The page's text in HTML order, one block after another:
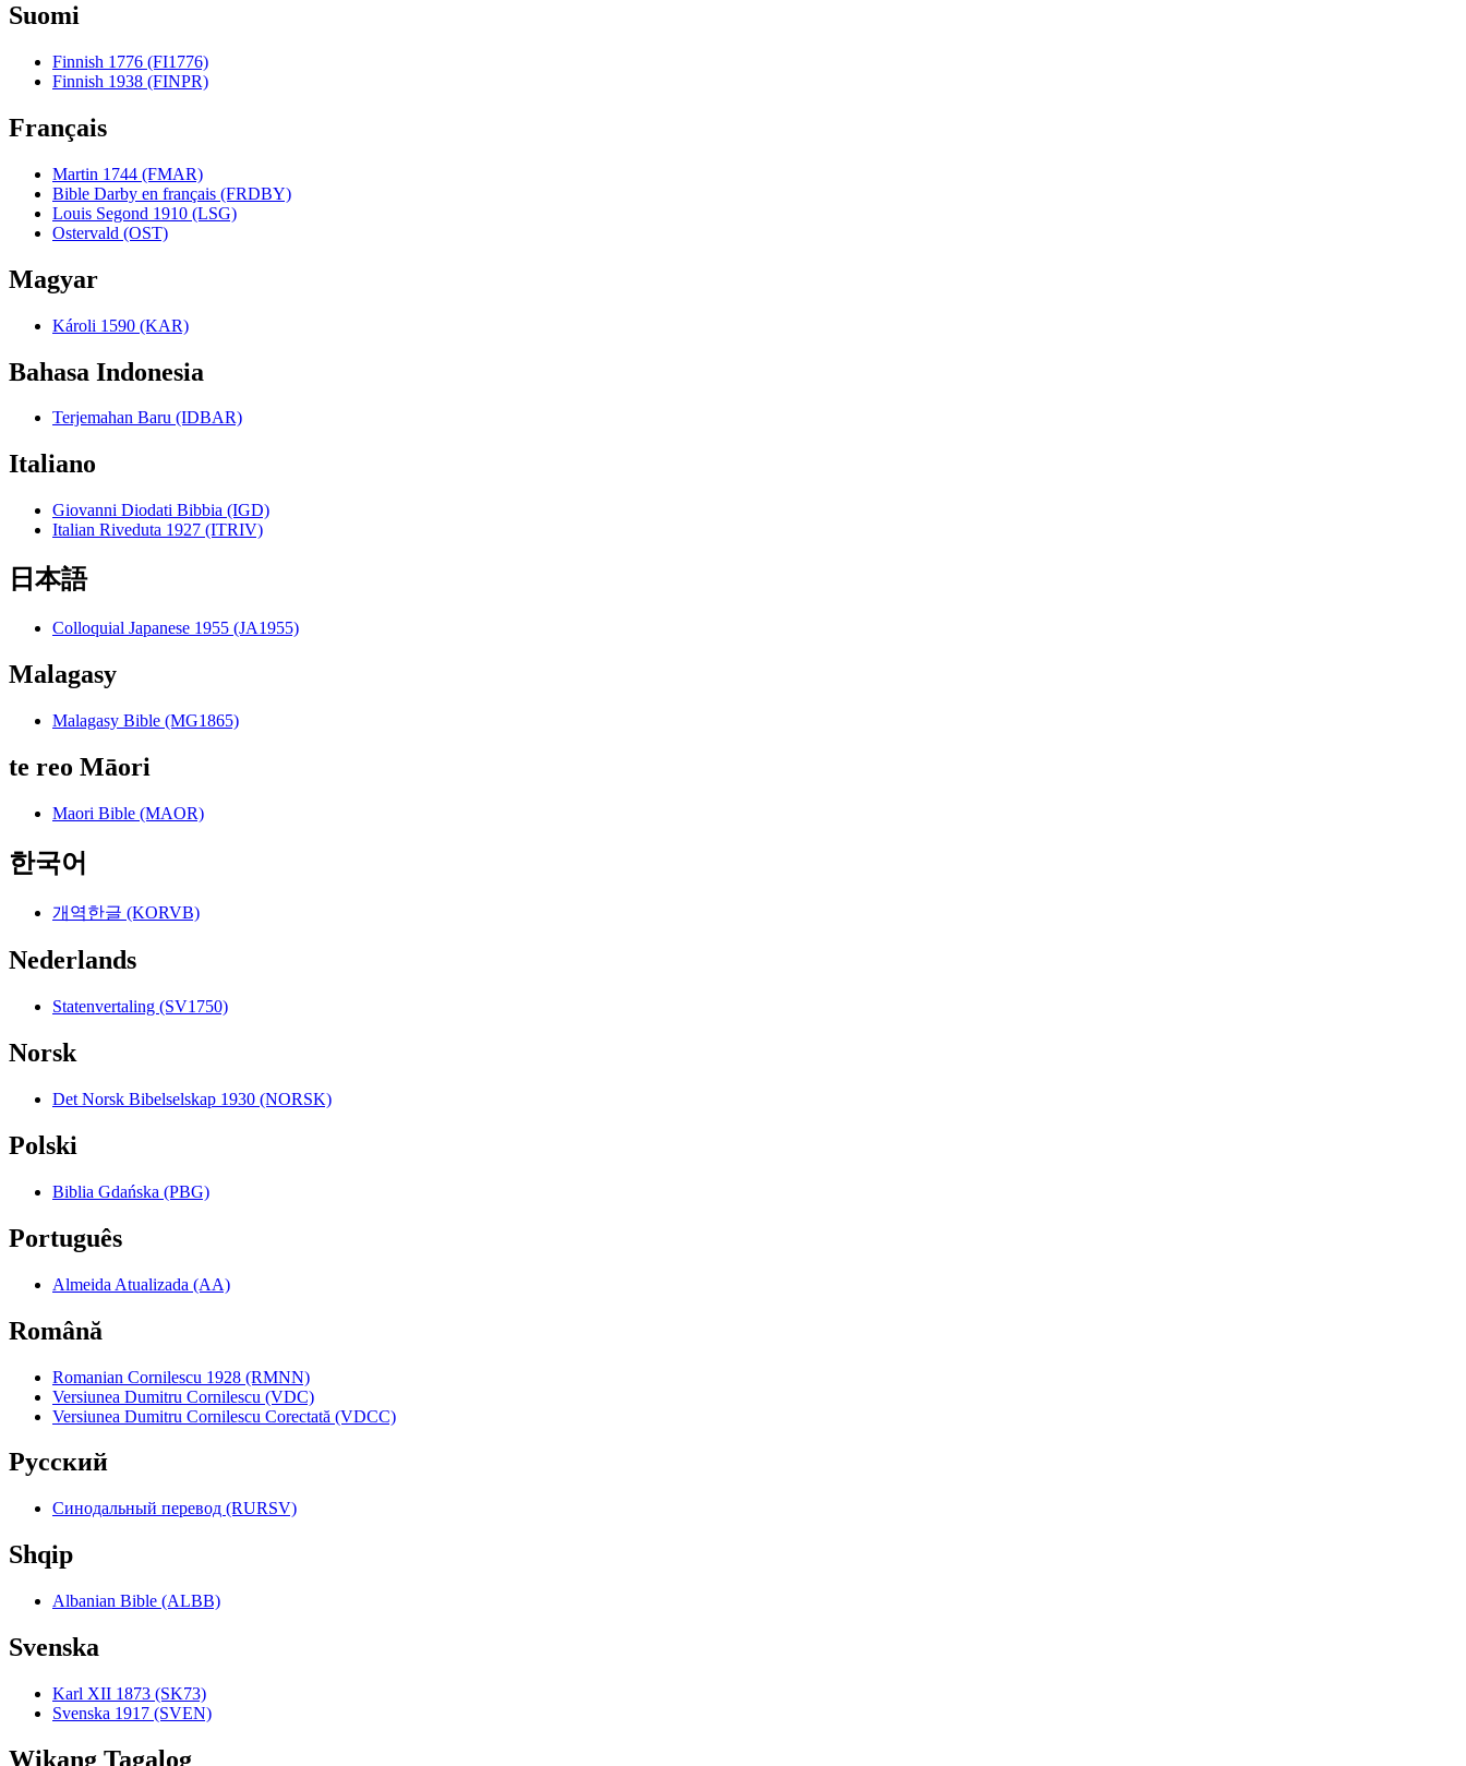
Suomi
Finnish 1776 (FI1776)
Finnish 1938 (FINPR)
Français
Martin 1744 (FMAR)
Bible Darby en français (FRDBY)
Louis Segond 1910 (LSG)
Ostervald (OST)
Magyar
Károli 1590 (KAR)
Bahasa Indonesia
Terjemahan Baru (IDBAR)
Italiano
Giovanni Diodati Bibbia (IGD)
Italian Riveduta 1927 (ITRIV)
日本語
Colloquial Japanese 1955 (JA1955)
Malagasy
Malagasy Bible (MG1865)
te reo Māori
Maori Bible (MAOR)
한국어
개역한글 (KORVB)
Nederlands
Statenvertaling (SV1750)
Norsk
Det Norsk Bibelselskap 1930 (NORSK)
Polski
Biblia Gdańska (PBG)
Português
Almeida Atualizada (AA)
Română
Romanian Cornilescu 1928 (RMNN)
Versiunea Dumitru Cornilescu (VDC)
Versiunea Dumitru Cornilescu Corectată (VDCC)
Pyccкий
Синодальный перевод (RURSV)
Shqip
Albanian Bible (ALBB)
Svenska
Karl XII 1873 (SK73)
Svenska 1917 (SVEN)
Wikang Tagalog